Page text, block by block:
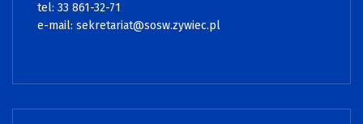
tel: 33 861-32-71
e-mail: sekretariat@sosw.zywiec.pl